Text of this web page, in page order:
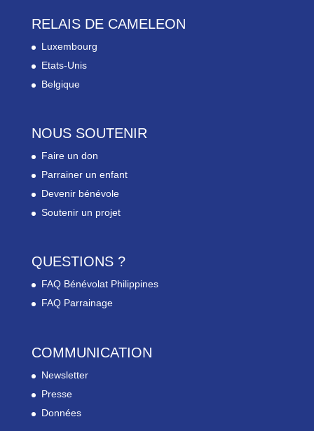
RELAIS DE CAMELEON
Luxembourg
Etats-Unis
Belgique
NOUS SOUTENIR
Faire un don
Parrainer un enfant
Devenir bénévole
Soutenir un projet
QUESTIONS ?
FAQ Bénévolat Philippines
FAQ Parrainage
COMMUNICATION
Newsletter
Presse
Données